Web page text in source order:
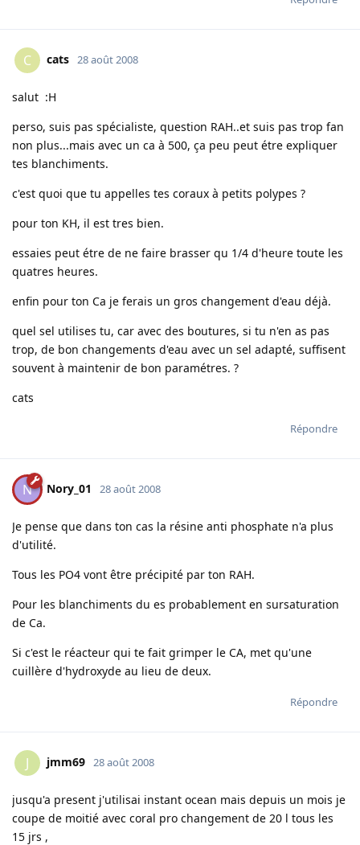
C cats 28 août 2008
salut :H
perso, suis pas spécialiste, question RAH..et suis pas trop fan
non plus...mais avec un ca à 500, ça peu peut étre expliquer
tes blanchiments.
c'est quoi que tu appelles tes coraux à petits polypes ?
pour ton KH, il est tres bien.
essaies peut étre de ne faire brasser qu 1/4 d'heure toute les
quatres heures.
enfin pour ton Ca je ferais un gros changement d'eau déjà.
quel sel utilises tu, car avec des boutures, si tu n'en as pas
trop, de bon changements d'eau avec un sel adapté, suffisent
souvent à maintenir de bon paramétres. ?
cats
Répondre
N Nory_01 28 août 2008
Je pense que dans ton cas la résine anti phosphate n'a plus
d'utilité.
Tous les PO4 vont être précipité par ton RAH.
Pour les blanchiments du es probablement en sursaturation
de Ca.
Si c'est le réacteur qui te fait grimper le CA, met qu'une
cuillère d'hydroxyde au lieu de deux.
Répondre
J jmm69 28 août 2008
jusqu'a present j'utilisai instant ocean mais depuis un mois je
coupe de moitié avec coral pro changement de 20 l tous les
15 jrs ,